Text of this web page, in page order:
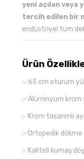
yeni açılan veya
tercih edilen bir
endüstriyel tüm
Ürün
✅65 cm oturum
✅Alüminyum krom
✅Krom tasarımlı
✅Ortopedik
✅Kaliteli kumaş